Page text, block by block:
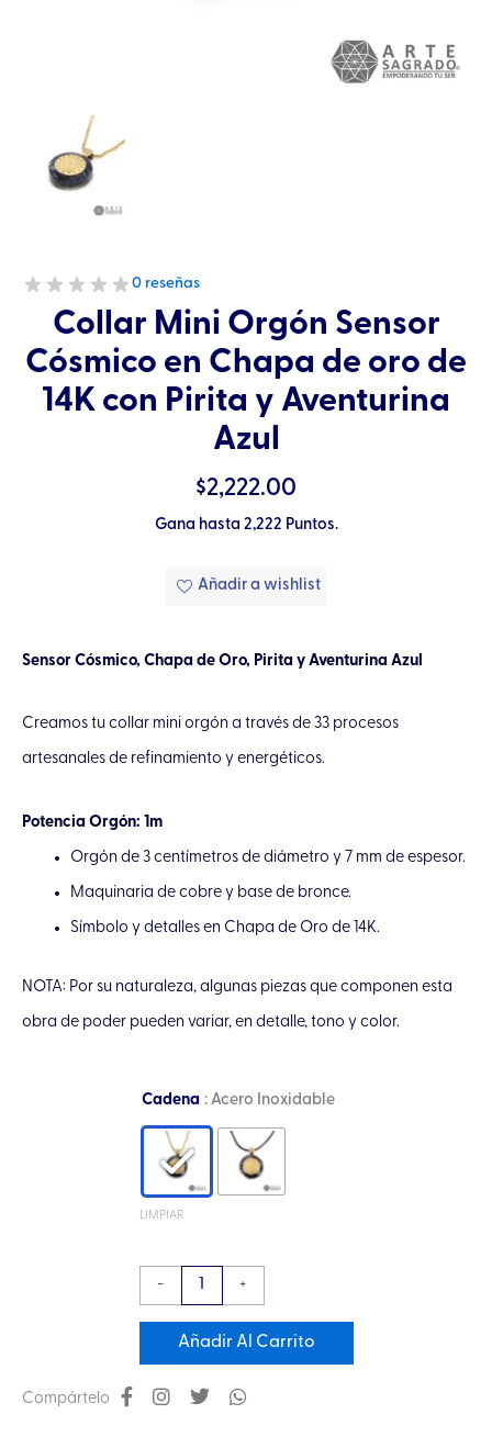
0 reseñas
Collar Mini Orgón Sensor
Cósmico en Chapa de oro de
14K con Pirita y Aventurina
Azul
$2,222.00
Gana hasta 2,222 Puntos.
Añadir a wishlist
Sensor Cósmico, Chapa de Oro, Pirita y Aventurina Azul
Creamos tu collar mini orgón a través de 33 procesos
artesanales de refinamiento y energéticos.
Potencia Orgón: 1m
Orgón de 3 centímetros de diámetro y 7 mm de espesor.
Maquinaria de cobre y base de bronce.
Símbolo y detalles en Chapa de Oro de 14K.
NOTA: Por su naturaleza, algunas piezas que componen esta
obra de poder pueden variar, en detalle, tono y color.
Cadena : Acero Inoxidable
LIMPIAR
-
Collar
Mini
Orgón
Sensor
Cósmico
Chapa
oro
+
Añadir Al Carrito
Compártelo